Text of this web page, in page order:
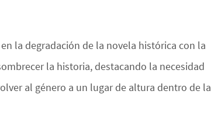
la degradación de la novela histórica con la
la historia, destacando la necesidad
al género a un lugar de altura dentro de la